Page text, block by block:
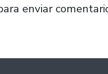
internacionales
enviar